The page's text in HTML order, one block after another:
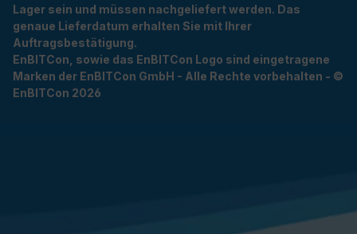
Lager sein und müssen nachgeliefert werden. Das
genaue Lieferdatum erhalten Sie mit Ihrer
Auftragsbestätigung.
EnBITCon, sowie das EnBITCon Logo sind eingetragene
Marken der EnBITCon GmbH - Alle Rechte vorbehalten - ©
EnBITCon 2026